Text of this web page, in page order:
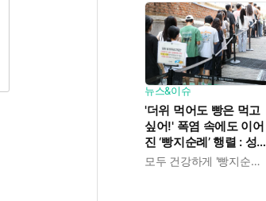
뉴스&이슈
'더위 먹어도 빵은 먹고
싶어!' 폭염 속에도 이어
진 ‘빵지순례’ 행렬 : 성심
당이 대기 손님 위해 준모두 건강하게 '빵지순례' 마치시길.